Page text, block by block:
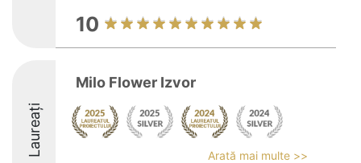
10
Laureați
Milo Flower Izvor
Arată mai multe >>